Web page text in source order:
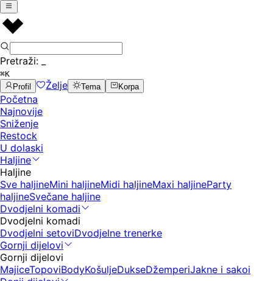
Pretraži:
⌘K
Profil
Želje Tema Korpa
Početna
Najnovije
Sniženje
Restock
U dolaski
Haljine
Haljine
Sve haljineMini haljineMidi haljineMaxi haljineParty
haljineSvečane haljine
Dvodjelni komadi
Dvodjelni komadi
Dvodjelni setoviDvodjelne trenerke
Gornji dijelovi
Gornji dijelovi
MajiceTopoviBodyKošuljeDukseDžemperiJakne i sakoi